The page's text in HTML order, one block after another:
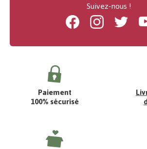
Suivez-nous !
FacebookInstagram
Paiement
100% sécurisé